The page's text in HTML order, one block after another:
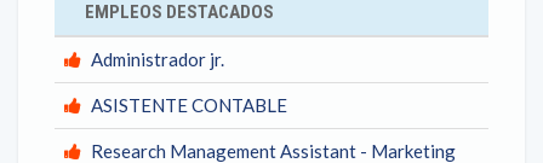
EMPLEOS DESTACADOS
Administrador jr.
ASISTENTE CONTABLE
Research Management Assistant - Marketing